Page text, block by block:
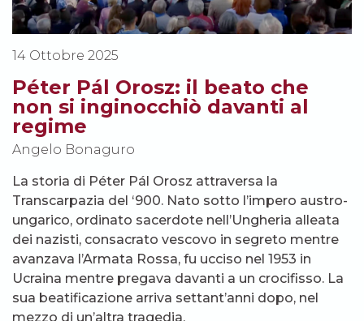
14 Ottobre 2025
Péter Pál Orosz: il beato che
non si inginocchiò davanti al
regime
Angelo Bonaguro
La storia di Péter Pál Orosz attraversa la
Transcarpazia del ‘900. Nato sotto l’impero austro-
ungarico, ordinato sacerdote nell’Ungheria alleata
dei nazisti, consacrato vescovo in segreto mentre
avanzava l’Armata Rossa, fu ucciso nel 1953 in
Ucraina mentre pregava davanti a un crocifisso. La
sua beatificazione arriva settant’anni dopo, nel
mezzo di un’altra tragedia.